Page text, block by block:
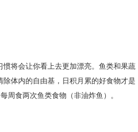
将会让你看上去更加漂亮。鱼类和果蔬
体内的自由基，日积月累的好食物才是
周食两次鱼类食物（非油炸鱼）。